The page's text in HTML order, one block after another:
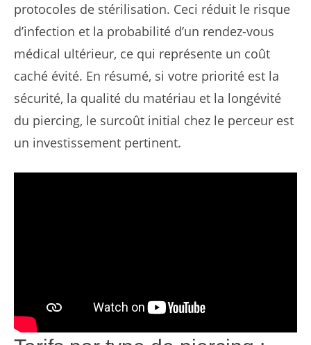
protocoles de stérilisation. Ceci réduit le risque
d’infection et la probabilité d’un rendez-vous
médical ultérieur, ce qui représente un coût
caché évité. En résumé, si votre priorité est la
sécurité, la qualité du matériau et la longévité
du piercing, le surcoût initial chez le perceur est
un investissement pertinent.